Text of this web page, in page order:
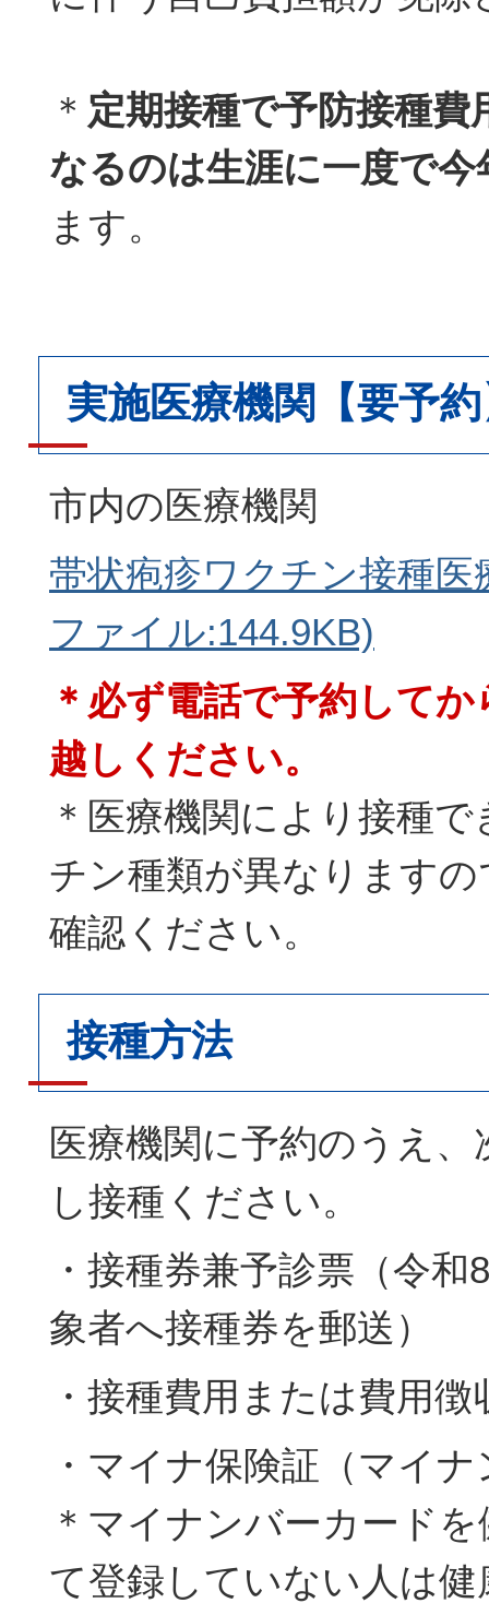
＊ 定期接種で予防接種費
なるのは生涯に一度で今
ます。
実施医療機関【要予
市内の医療機関
帯状疱疹ワクチン接種医
ファイル:144.9KB)
＊必ず電話で予約して
越しください。
＊医療機関により接種
チン種類が異なります
確認ください。
接種方法
医療機関に予約のうえ
し接種ください。
・接種券兼予診票（令
象者へ接種券を郵送）
・接種費用または費用
・マイナ保険証（マイ
＊マイナンバーカード
て登録していない人は健